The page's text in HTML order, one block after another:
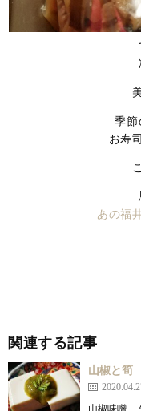
季節
お寿
あの福
関連する記事
山椒と筍
山椒味噌、